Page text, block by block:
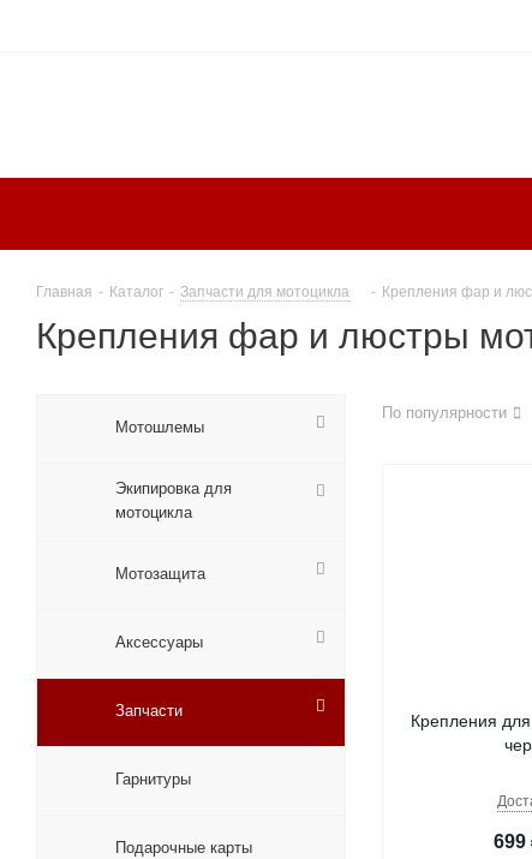
Главная - Каталог - Запчасти для мотоцикла - Крепления фар и
Крепления фар и люстры
По популярности
Крепления
699
Мотошлемы
Экипировка для
мотоцикла
Мотозащита
Аксессуары
Запчасти
Гарнитуры
Подарочные карты